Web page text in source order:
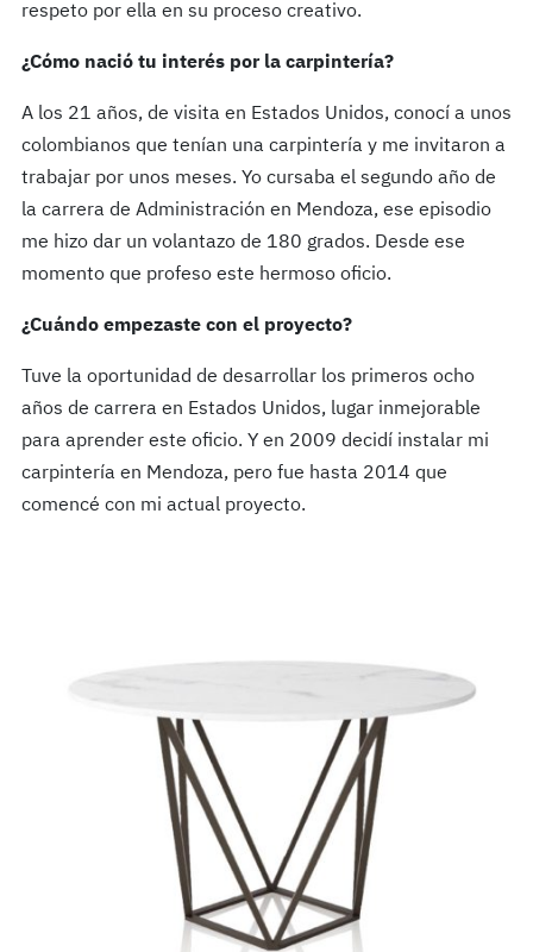
respeto por ella en su proceso creativo.
¿Cómo nació tu interés por la carpintería?
A los 21 años, de visita en Estados Unidos, conocí a unos
colombianos que tenían una carpintería y me invitaron a
trabajar por unos meses. Yo cursaba el segundo año de
la carrera de Administración en Mendoza, ese episodio
me hizo dar un volantazo de 180 grados. Desde ese
momento que profeso este hermoso oficio.
¿Cuándo empezaste con el proyecto?
Tuve la oportunidad de desarrollar los primeros ocho
años de carrera en Estados Unidos, lugar inmejorable
para aprender este oficio. Y en 2009 decidí instalar mi
carpintería en Mendoza, pero fue hasta 2014 que
comencé con mi actual proyecto.